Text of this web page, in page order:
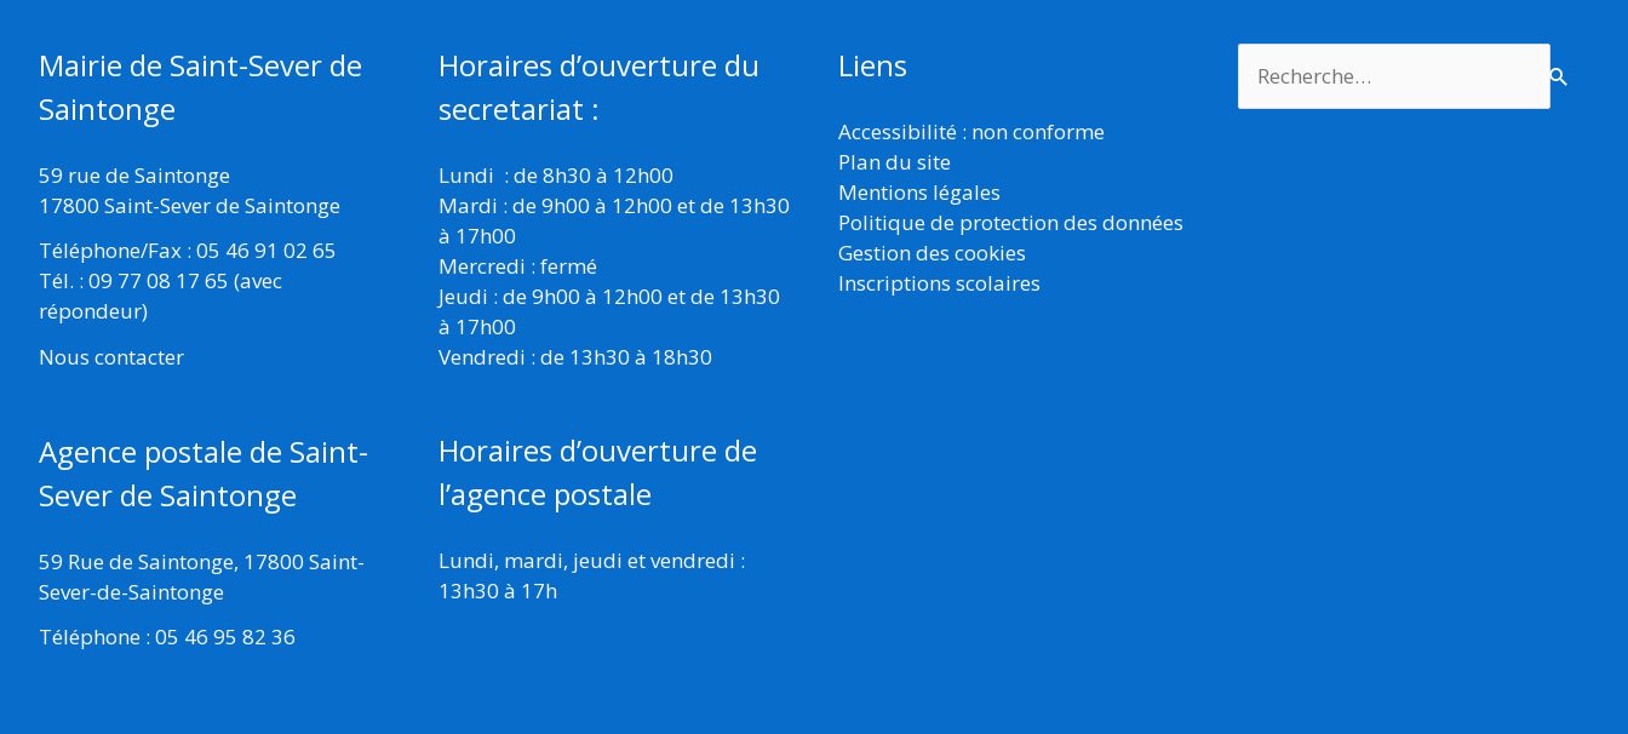
Mairie de Saint-Sever de
Saintonge
59 rue de Saintonge
17800 Saint-Sever de Saintonge
Téléphone/Fax : 05 46 91 02 65
Tél. : 09 77 08 17 65 (avec
répondeur)
Nous contacter
Agence postale de Saint-
Sever de Saintonge
59 Rue de Saintonge, 17800 Saint-
Sever-de-Saintonge
Téléphone : 05 46 95 82 36
Horaires d’ouverture du
secretariat :
Lundi : de 8h30 à 12h00
Mardi : de 9h00 à 12h00 et de 13h30
à 17h00
Mercredi : fermé
Jeudi : de 9h00 à 12h00 et de 13h30
à 17h00
Vendredi : de 13h30 à 18h30
Horaires d’ouverture de
l’agence postale
Lundi, mardi, jeudi et vendredi :
13h30 à 17h
Liens
Accessibilité : non conforme
Plan du site
Mentions légales
Politique de protection des données
Gestion des cookies
Inscriptions scolaires